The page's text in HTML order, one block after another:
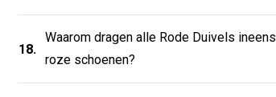
18.
Waarom dragen alle Rode Duivels ineens
roze schoenen?